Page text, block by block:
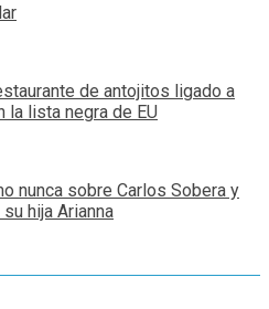
de antojitos ligado a
la lista negra de EU
nunca sobre Carlos Sobera y
hija Arianna